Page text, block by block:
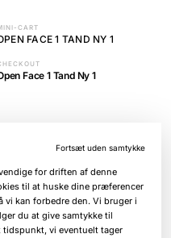
CART
FACE 1 TAND NY 1
Face 1 Tand Ny 1
MINI-CART
FACE 1 TAND NY 2
Face 1 Tand Ny 2
Fortsæt uden samtykke
for driften af denne
til at huske dine præferencer
vi kan forbedre den. Vi bruger i
du at give samtykke til
vi eventuelt tager